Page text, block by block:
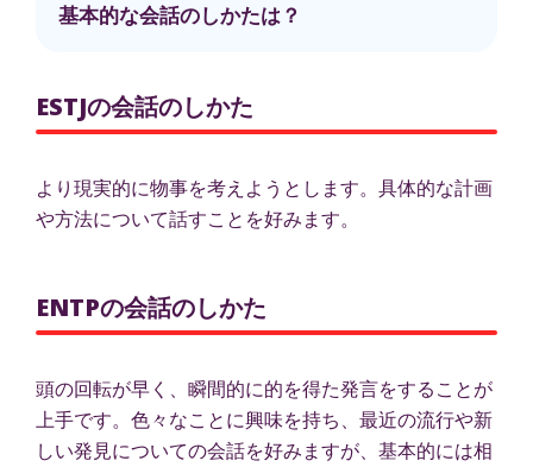
基本的な会話のしかたは？
ESTJの会話のしかた
より現実的に物事を考えようとします。具体的な計画
や方法について話すことを好みます。
ENTPの会話のしかた
頭の回転が早く、瞬間的に的を得た発言をすることが
上手です。色々なことに興味を持ち、最近の流行や新
しい発見についての会話を好みますが、基本的には相